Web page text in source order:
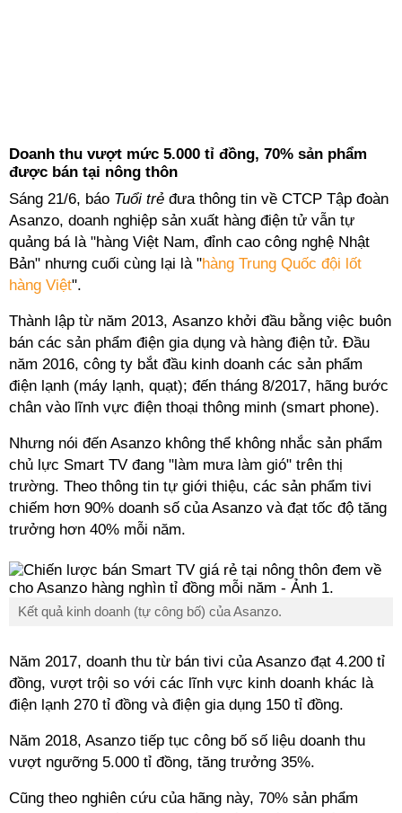
Doanh thu vượt mức 5.000 tỉ đồng, 70% sản phẩm
được bán tại nông thôn
Sáng 21/6, báo Tuổi trẻ đưa thông tin về CTCP Tập đoàn
Asanzo, doanh nghiệp sản xuất hàng điện tử vẫn tự
quảng bá là "hàng Việt Nam, đỉnh cao công nghệ Nhật
Bản" nhưng cuối cùng lại là "hàng Trung Quốc đội lốt
hàng Việt".
Thành lập từ năm 2013, Asanzo khởi đầu bằng việc buôn
bán các sản phẩm điện gia dụng và hàng điện tử. Đầu
năm 2016, công ty bắt đầu kinh doanh các sản phẩm
điện lạnh (máy lạnh, quạt); đến tháng 8/2017, hãng bước
chân vào lĩnh vực điện thoại thông minh (smart phone).
Nhưng nói đến Asanzo không thể không nhắc sản phẩm
chủ lực Smart TV đang "làm mưa làm gió" trên thị
trường. Theo thông tin tự giới thiệu, các sản phẩm tivi
chiếm hơn 90% doanh số của Asanzo và đạt tốc độ tăng
trưởng hơn 40% mỗi năm.
Kết quả kinh doanh (tự công bố) của Asanzo.
Năm 2017, doanh thu từ bán tivi của Asanzo đạt 4.200 tỉ
đồng, vượt trội so với các lĩnh vực kinh doanh khác là
điện lạnh 270 tỉ đồng và điện gia dụng 150 tỉ đồng.
Năm 2018, Asanzo tiếp tục công bố số liệu doanh thu
vượt ngưỡng 5.000 tỉ đồng, tăng trưởng 35%.
Cũng theo nghiên cứu của hãng này, 70% sản phẩm